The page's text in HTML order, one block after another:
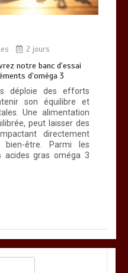
2 jours
notre banc d’essai
d’oméga 3
déploie des efforts
son équilibre et
Une alimentation
peut laisser des
directement
être. Parmi les
acides gras oméga 3